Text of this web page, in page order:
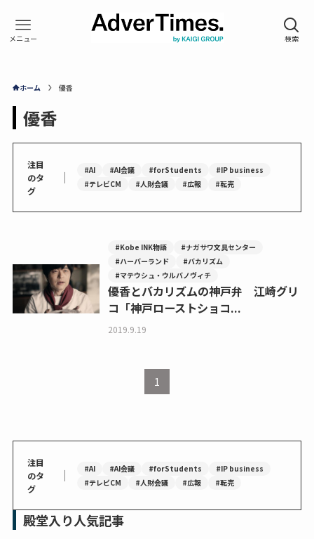
ホーム 優香
優香
注目
のタ
グ
｜ #AI #AI会議 #forStudents
#IP business
#テレビCM
#人財会議 #広報 #転売
#Kobe INK物語
#ナガサワ文具センター
#ハーバーランド
#バカリズム
#マテウシュ・ウルバノヴィチ
優香とバカリズムの神戸弁 江崎グリ
コ「神戸ローストショコ...
2019.9.19
1
注目
のタ
グ
｜ #AI #AI会議 #forStudents
#IP business
#テレビCM
#人財会議 #広報 #転売
殿堂入り人気記事